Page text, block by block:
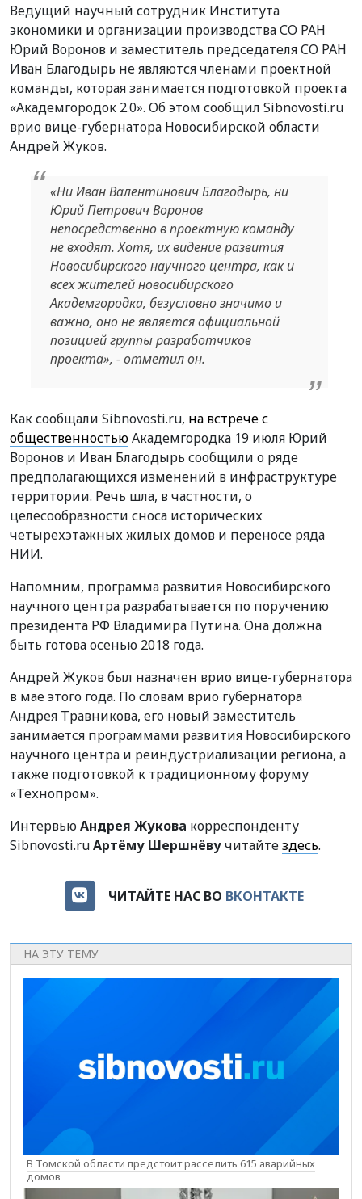
Ведущий научный сотрудник Института
экономики и организации производства СО РАН
Юрий Воронов и заместитель председателя СО РАН
Иван Благодырь не являются членами проектной
команды, которая занимается подготовкой проекта
«Академгородок 2.0». Об этом сообщил Sibnovosti.ru
врио вице-губернатора Новосибирской области
Андрей Жуков.
«Ни Иван Валентинович Благодырь, ни
Юрий Петрович Воронов
непосредственно в проектную команду
не входят. Хотя, их видение развития
Новосибирского научного центра, как и
всех жителей новосибирского
Академгородка, безусловно значимо и
важно, оно не является официальной
позицией группы разработчиков
проекта», - отметил он.
Как сообщали Sibnovosti.ru, на встрече с
общественностьюАкадемгородка 19 июля Юрий
Воронов и Иван Благодырь сообщили о ряде
предполагающихся изменений в инфраструктуре
территории. Речь шла, в частности, о
целесообразности сноса исторических
четырехэтажных жилых домов и переносе ряда
НИИ.
Напомним, программа развития Новосибирского
научного центра разрабатывается по поручению
президента РФ Владимира Путина. Она должна
быть готова осенью 2018 года.
Андрей Жуков был назначен врио вице-губернатора
в мае этого года. По словам врио губернатора
Андрея Травникова, его новый заместитель
занимается программами развития Новосибирского
научного центра и реиндустриализации региона, а
также подготовкой к традиционному форуму
«Технопром».
ИнтервьюАндрея Жукова корреспонденту
Sibnovosti.ruАртёму Шершнёвучитайтездесь.
ЧИТАЙТЕ НАС ВО ВКОНТАКТЕ
НА ЭТУ ТЕМУ
В Томской области предстоит расселить 615 аварийных
домов